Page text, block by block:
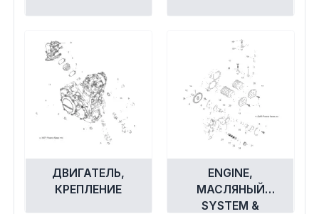
ДВИГАТЕЛЬ,
КРЕПЛЕНИЕ
ENGINE,
МАСЛЯНЫЙ
SYSTEM &